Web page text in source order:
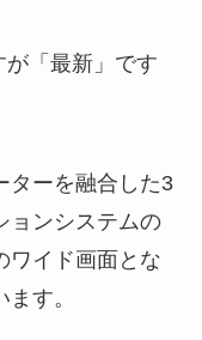
が「最新」です
ターを融合した3
ョンシステムの
ワイド画面とな
す。